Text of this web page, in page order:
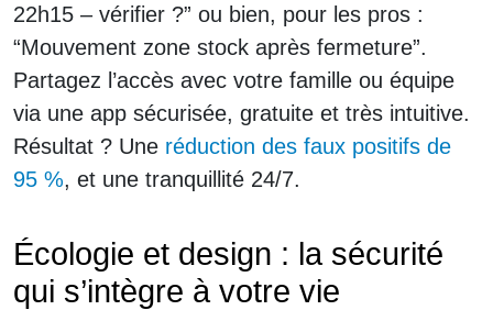
22h15 – vérifier ?” ou bien, pour les pros :
“Mouvement zone stock après fermeture”.
Partagez l’accès avec votre famille ou équipe
via une app sécurisée, gratuite et très intuitive.
Résultat ? Une réduction des faux positifs de
95 %, et une tranquillité 24/7.
Écologie et design : la sécurité
qui s’intègre à votre vie